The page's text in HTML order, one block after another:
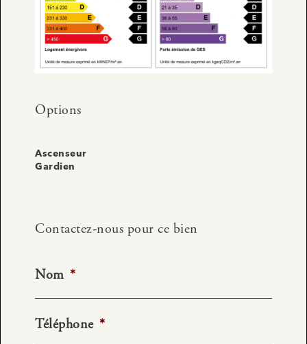
Options
Ascenseur
Gardien
Contactez-nous pour ce bien
Nom *
Téléphone *